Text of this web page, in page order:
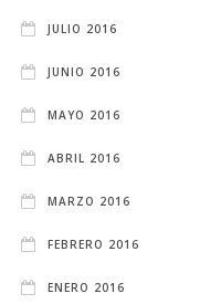
JULIO 2016
JUNIO 2016
MAYO 2016
ABRIL 2016
MARZO 2016
FEBRERO 2016
ENERO 2016